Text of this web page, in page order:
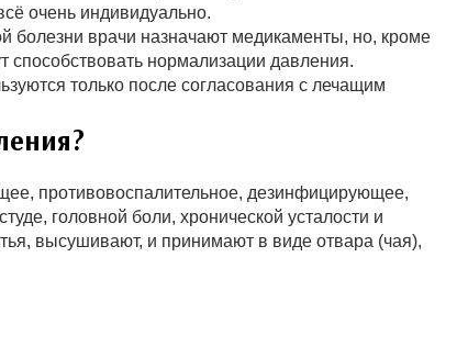
очень индивидуально.
болезни врачи назначают медикаменты, но, кроме
способствовать нормализации давления.
только после согласования с лечащим
противовоспалительное, дезинфицирующее,
головной боли, хронической усталости и
высушивают, и принимают в виде отвара (чая),